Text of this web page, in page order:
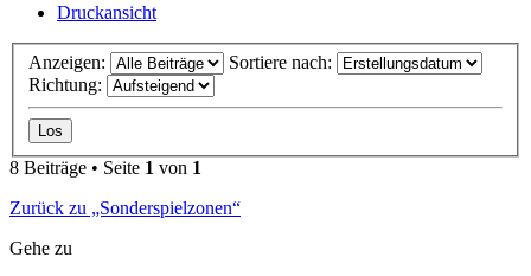
Druckansicht
Anzeigen:
Sortiere nach:
Richtung:
8 Beiträge • Seite 1 von 1
Zurück zu „Sonderspielzonen“
Gehe zu